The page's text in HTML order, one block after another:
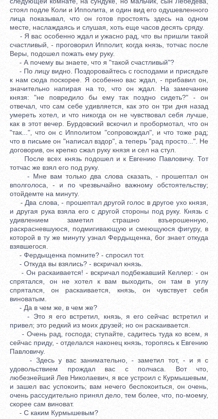
стоял подле Коли и Ипполита, и один вид его одушевленного
лица показывал, что он готов простоять здесь на одном
месте, наслаждаясь и слушая, хоть еще часов десять сряду.
- Я вас особенно ждал и ужасно рад, что вы пришли такой
счастливый, - проговорил Ипполит, когда князь, тотчас после
Веры, подошел пожать ему руку.
- А почему вы знаете, что я "такой счастливый"?
- По лицу видно. Поздоровайтесь с господами и присядьте
к нам сюда поскорее. Я особенно вас ждал, - прибавил он,
значительно напирая на то, что он ждал. На замечание
князя: "не повредило бы ему так поздно сидеть?" - он
отвечал, что сам себе удивляется, как это он три дня назад
умереть хотел, и что никогда он не чувствовал себя лучше,
как в этот вечер. Бурдовский вскочил и пробормотал, что он
"так...", что он с Ипполитом "сопровождал", и что тоже рад;
что в письме он "написал вздор", а теперь "рад просто...". Не
договорив, он крепко сжал руку князя и сел на стул.
После всех князь подошел и к Евгению Павловичу. Тот
тотчас же взял его под руку.
- Мне вам только два слова сказать, - прошептал он
вполголоса, - и по чрезвычайно важному обстоятельству;
отойдемте на минуту.
- Два слова, - прошептал другой голос в другое ухо князя,
и другая рука взяла его с другой стороны под руку. Князь с
удивлением заметил страшно взъерошенную,
раскрасневшуюся, подмигивающую и смеющуюся фигуру, в
которой в ту же минуту узнал Фердыщенка, бог знает откуда
взявшегося.
- Фердыщенка помните? - спросил тот.
- Откуда вы взялись? - вскричал князь.
- Он раскаивается! - вскричал подбежавший Келлер: - он
спрятался, он не хотел к вам выходить, он там в углу
спрятался, он раскаивается, князь, он чувствует себя
виноватым.
- Да в чем же, в чем же?
- Это я его встретил, князь, я его сейчас встретил и
привел; это редкий из моих друзей; но он раскаивается.
- Очень рад, господа; ступайте, садитесь туда ко всем, я
сейчас приду, - отделался наконец князь, торопясь к Евгению
Павловичу.
- Здесь у вас занимательно, - заметил тот, - и я с
удовольствием прождал вас с полчаса. Вот что,
любезнейший Лев Николаевич, я все устроил с Курмышевым,
и зашел вас успокоить; вам нечего беспокоиться, он очень,
очень рассудительно принял дело, тем более, что, по-моему,
скорее сам виноват.
- С каким Курмышевым?